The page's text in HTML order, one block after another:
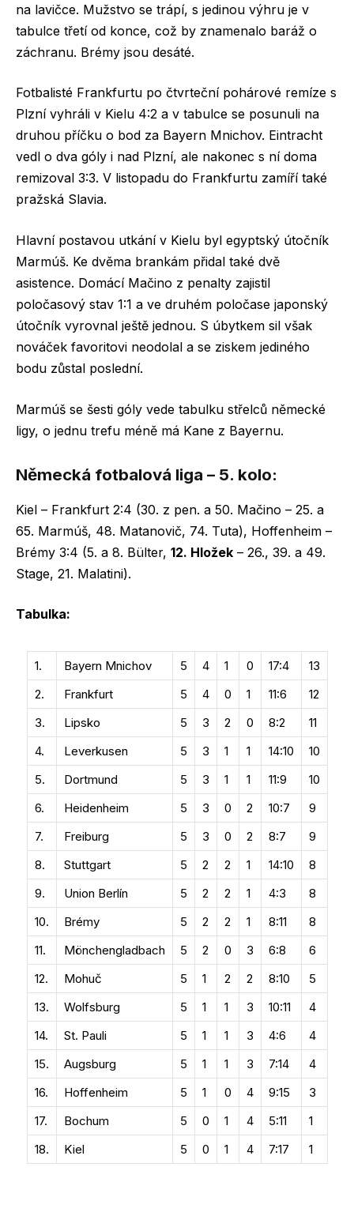
na lavičce. Mužstvo se trápí, s jedinou výhru je v
tabulce třetí od konce, což by znamenalo baráž o
záchranu. Brémy jsou desáté.
Fotbalisté Frankfurtu po čtvrteční pohárové remíze s
Plzní vyhráli v Kielu 4:2 a v tabulce se posunuli na
druhou příčku o bod za Bayern Mnichov. Eintracht
vedl o dva góly i nad Plzní, ale nakonec s ní doma
remizoval 3:3. V listopadu do Frankfurtu zamíří také
pražská Slavia.
Hlavní postavou utkání v Kielu byl egyptský útočník
Marmúš. Ke dvěma brankám přidal také dvě
asistence. Domácí Mačino z penalty zajistil
poločasový stav 1:1 a ve druhém poločase japonský
útočník vyrovnal ještě jednou. S úbytkem sil však
nováček favoritovi neodolal a se ziskem jediného
bodu zůstal poslední.
Marmúš se šesti góly vede tabulku střelců německé
ligy, o jednu trefu méně má Kane z Bayernu.
Německá fotbalová liga – 5. kolo:
Kiel – Frankfurt 2:4 (30. z pen. a 50. Mačino – 25. a
65. Marmúš, 48. Matanovič, 74. Tuta), Hoffenheim –
Brémy 3:4 (5. a 8. Bülter, 12. Hložek – 26., 39. a 49.
Stage, 21. Malatini).
Tabulka:
1. Bayern Mnichov 5 4 1 0 17:4
13
2.
Frankfurt 5 4 0 1 11:6
12
3.
Lipsko 5 3 2 0 8:2
11
4.
Leverkusen 5 3 1 1 14:10
10
5.
Dortmund 5 3 1 1 11:9
10
6.
Heidenheim 5 3 0 2 10:7
9
7.
Freiburg 5 3 0 2 8:7
9
8.
Stuttgart 5 2 2 1 14:10
8
9.
Union Berlín 5 2 2 1 4:3
8
10.
Brémy 5 2 2 1 8:11
8
11.
Mönchengladbach 5 2 0 3 6:8
6
12.
Mohuč 5 1 2 2 8:10
5
13.
Wolfsburg 5 1 1 3 10:11
4
14.
St. Pauli 5 1 1 3 4:6
4
15.
Augsburg 5 1 1 3 7:14
4
16.
Hoffenheim 5 1 0 4 9:15
3
17.
Bochum 5 0 1 4 5:11
1
18.
Kiel 5 0 1 4 7:17 1